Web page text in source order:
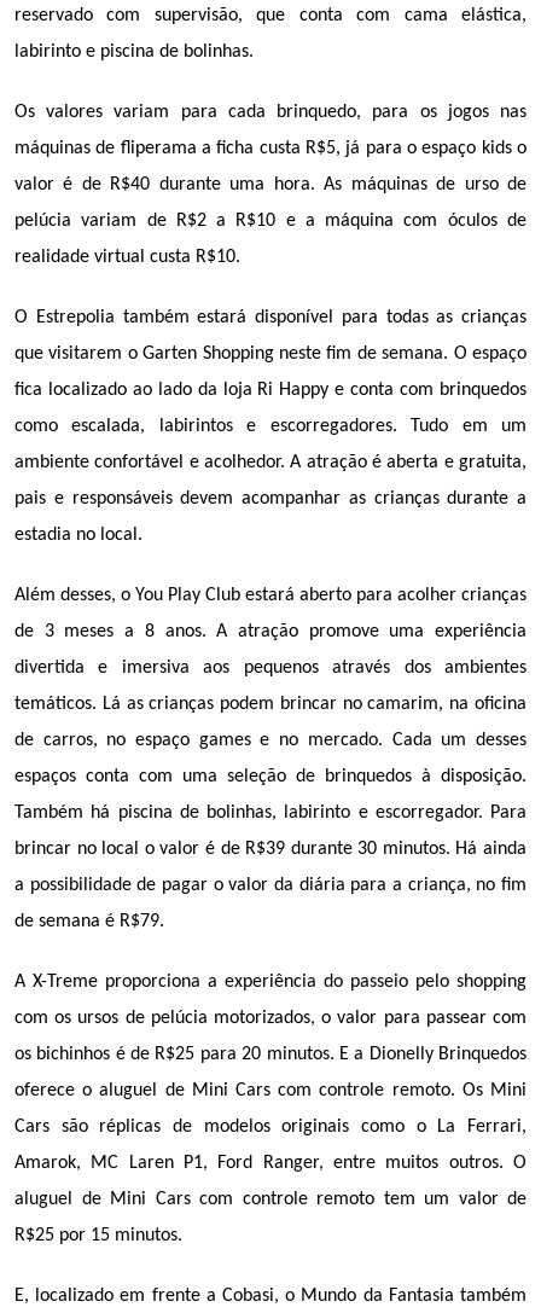
reservado com supervisão, que conta com cama elástica,
labirinto e piscina de bolinhas.
Os valores variam para cada brinquedo, para os jogos nas
máquinas de fliperama a ficha custa R$5, já para o espaço kids o
valor é de R$40 durante uma hora. As máquinas de urso de
pelúcia variam de R$2 a R$10 e a máquina com óculos de
realidade virtual custa R$10.
O Estrepolia também estará disponível para todas as crianças
que visitarem o Garten Shopping neste fim de semana. O espaço
fica localizado ao lado da loja Ri Happy e conta com brinquedos
como escalada, labirintos e escorregadores. Tudo em um
ambiente confortável e acolhedor. A atração é aberta e gratuita,
pais e responsáveis devem acompanhar as crianças durante a
estadia no local.
Além desses, o You Play Club estará aberto para acolher crianças
de 3 meses a 8 anos. A atração promove uma experiência
divertida e imersiva aos pequenos através dos ambientes
temáticos. Lá as crianças podem brincar no camarim, na oficina
de carros, no espaço games e no mercado. Cada um desses
espaços conta com uma seleção de brinquedos à disposição.
Também há piscina de bolinhas, labirinto e escorregador. Para
brincar no local o valor é de R$39 durante 30 minutos. Há ainda
a possibilidade de pagar o valor da diária para a criança, no fim
de semana é R$79.
A X-Treme proporciona a experiência do passeio pelo shopping
com os ursos de pelúcia motorizados, o valor para passear com
os bichinhos é de R$25 para 20 minutos. E a Dionelly Brinquedos
oferece o aluguel de Mini Cars com controle remoto. Os Mini
Cars são réplicas de modelos originais como o La Ferrari,
Amarok, MC Laren P1, Ford Ranger, entre muitos outros. O
aluguel de Mini Cars com controle remoto tem um valor de
R$25 por 15 minutos.
E, localizado em frente a Cobasi, o Mundo da Fantasia também